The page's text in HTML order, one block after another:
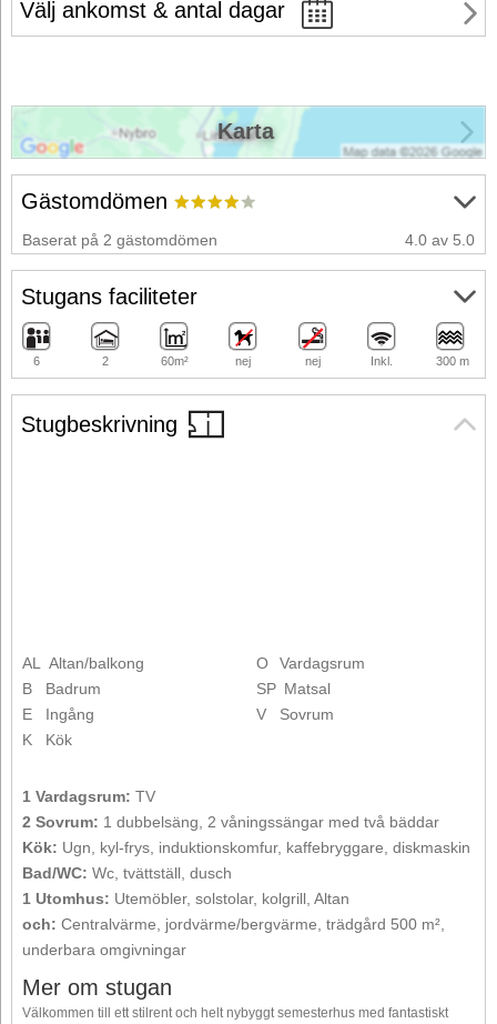
Välj ankomst & antal dagar
Stugbeskrivning
AL
Altan/balkong
B
Badrum
E
Ingång
K
Kök
O
Vardagsrum
SP Matsal
V
Sovrum
1 Vardagsrum: TV
2 Sovrum: 1 dubbelsäng, 2 våningssängar med två bäddar
Kök: Ugn, kyl-frys, induktionskomfur, kaffebryggare, diskmaskin
Bad/WC: Wc, tvättställ, dusch
1 Utomhus: Utemöbler, solstolar, kolgrill, Altan
och: Centralvärme, jordvärme/bergvärme, trädgård 500 m²,
underbara omgivningar
Mer om stugan
Välkommen till ett stilrent och helt nybyggt semesterhus med fantastiskt
Gästomdömen
Baserat på 2 gästomdömen 4.0 av 5.0
Stugans faciliteter
6 2 60m² nej nej Inkl. 300 m
Karta